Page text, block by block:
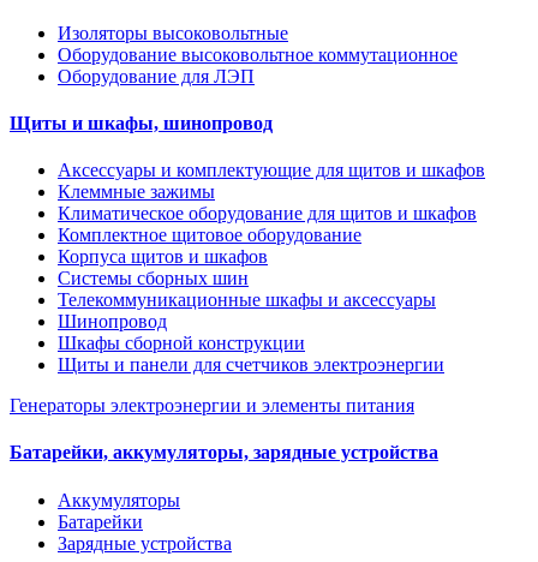
Изоляторы высоковольтные
Оборудование высоковольтное коммутационное
Оборудование для ЛЭП
Щиты и шкафы, шинопровод
Аксессуары и комплектующие для щитов и шкафов
Клеммные зажимы
Климатическое оборудование для щитов и шкафов
Комплектное щитовое оборудование
Корпуса щитов и шкафов
Системы сборных шин
Телекоммуникационные шкафы и аксессуары
Шинопровод
Шкафы сборной конструкции
Щиты и панели для счетчиков электроэнергии
Генераторы электроэнергии и элементы питания
Батарейки, аккумуляторы, зарядные устройства
Аккумуляторы
Батарейки
Зарядные устройства